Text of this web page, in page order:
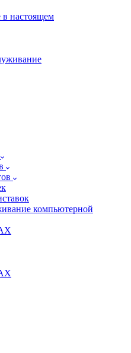
в настоящем
компьютерной